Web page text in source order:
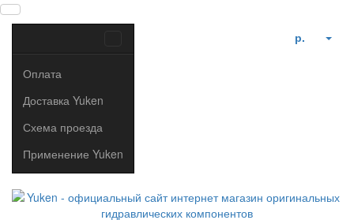
Оплата
Доставка Yuken
Схема проезда
Применение Yuken
р.